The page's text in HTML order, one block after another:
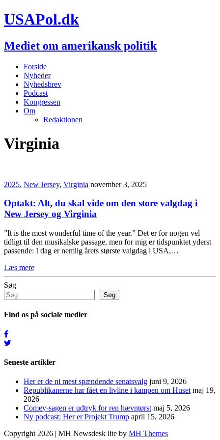
USAPol.dk
Mediet om amerikansk politik
Forside
Nyheder
Nyhedsbrev
Podcast
Kongressen
Om
Redaktionen
Virginia
2025, New Jersey, Virginia november 3, 2025
Optakt: Alt, du skal vide om den store valgdag i
New Jersey og Virginia
”It is the most wonderful time of the year.” Det er for nogen vel
tidligt til den musikalske passage, men for mig er tidspunktet yderst
passende: I dag er nemlig årets største valgdag i USA,…
Læs mere
Søg
Søg
Find os på sociale medier
Seneste artikler
Her er de ni mest spændende senatsvalg juni 9, 2026
Republikanerne har fået en livline i kampen om Huset maj 19,
2026
Comey-sagen er udtryk for ren hævntørst maj 5, 2026
Ny podcast: Her er Projekt Trump april 15, 2026
Copyright 2026 | MH Newsdesk lite by MH Themes